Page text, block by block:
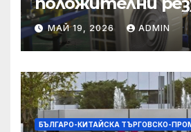
икономическите
търговски
министерство
МАЙ 19, 2026 ADMIN
БЪЛГАРО-КИТАЙСКА ТЪРГОВСКО-